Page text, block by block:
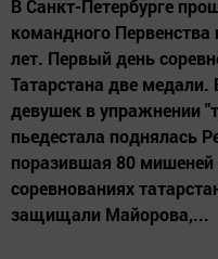
В Санкт-Петербурге
командного Первенства
лет. Первый день
Татарстана две медали.
девушек в упражнении
пьедестала поднялась
поразившая 80
соревнованиях
защищали Майорова,...